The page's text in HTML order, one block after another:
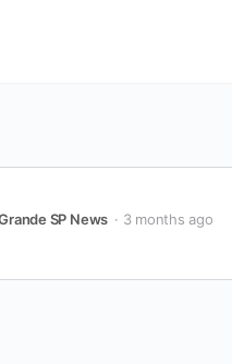
SP News 3 months ago